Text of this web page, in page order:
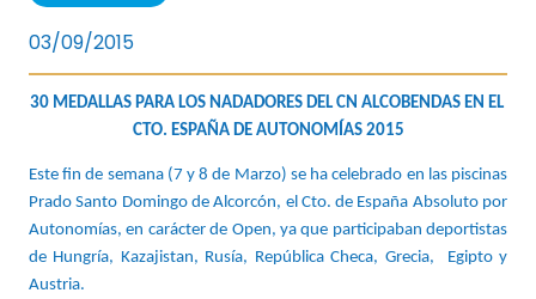
03/09/2015
30 MEDALLAS PARA LOS NADADORES DEL CN ALCOBENDAS EN EL
CTO. ESPAÑA DE AUTONOMÍAS 2015
Este fin de semana (7 y 8 de Marzo) se ha celebrado en las piscinas
Prado Santo Domingo de Alcorcón, el Cto. de España Absoluto por
Autonomías, en carácter de Open, ya que participaban deportistas
de Hungría, Kazajistan, Rusía, República Checa, Grecia,  Egipto y
Austria.